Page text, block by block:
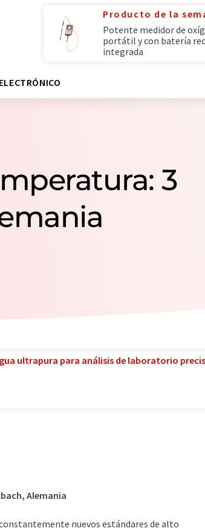
Producto de la
Potente medidor de
portátil y con batería
integrada
3
ultrapura para análisis de laboratorio
Alemania
nuevos estándares de alto